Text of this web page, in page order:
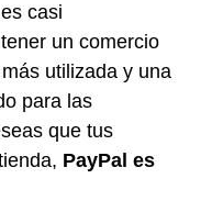
casi
un comercio
utilizada y una
para las
que tus
PayPal es